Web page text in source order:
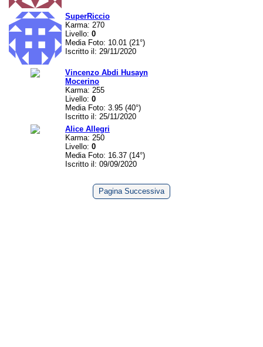
SuperRiccio
Karma: 270
Livello: 0
Media Foto: 10.01 (21°)
Iscritto il: 29/11/2020
Vincenzo Abdi Husayn
Mocerino
Karma: 255
Livello: 0
Media Foto: 3.95 (40°)
Iscritto il: 25/11/2020
Alice Allegri
Karma: 250
Livello: 0
Media Foto: 16.37 (14°)
Iscritto il: 09/09/2020
Pagina Successiva